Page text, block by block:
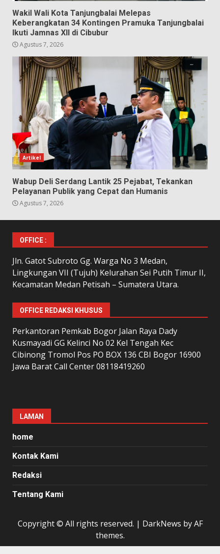
Wakil Wali Kota Tanjungbalai Melepas
Keberangkatan 34 Kontingen Pramuka Tanjungbalai
Ikuti Jamnas XII di Cibubur
Agustus 7, 2026
Artikel
Wabup Deli Serdang Lantik 25 Pejabat, Tekankan
Pelayanan Publik yang Cepat dan Humanis
Agustus 7, 2026
OFFICE :
Jln. Gatot Subroto Gg. Warga No 3 Medan,
Lingkungan VII (Tujuh) Kelurahan Sei Putih Timur II,
Kecamatan Medan Petisah – Sumatera Utara.
OFFICE REDAKSI KHUSUS
Perkantoran Pemkab Bogor Jalan Raya Dady
Kusmayadi GG Kelinci No 02 Kel Tengah Kec
Cibinong Tromol Pos PO BOX 136 CBI Bogor 16900
Jawa Barat Call Center 08118419260
LAMAN
home
Kontak Kami
Redaksi
Tentang Kami
Copyright © All rights reserved. | DarkNews by AF
themes.